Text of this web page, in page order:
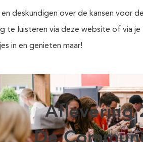
deskundigen over de kansen voor
te luisteren via deze website of via
in en genieten maar!
Aflevering